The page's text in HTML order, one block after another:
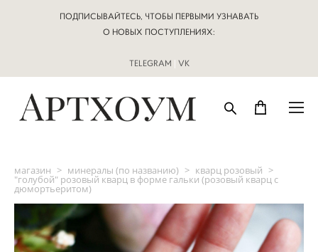
ПОДПИСЫВАЙТЕСЬ, ЧТОБЫ ПЕРВЫМИ УЗНАВАТЬ
О НОВЫХ ПОСТУПЛЕНИЯХ:
TELEGRAM | VK
магазин > минералы (по названию) > кварц розовый >
"голубой" розовый кварц в форме гальки (розовый кварц с
дюмортьеритом)